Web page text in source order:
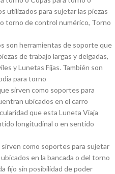
utilizados para sujetar las piezas
torno de control numérico, Torno
son herramientas de soporte que
de trabajo largas y delgadas,
y Lunetas Fijas. También son
para torno
sirven como soportes para
ubicados en el carro
que esta Luneta Viaja
longitudinal o en sentido
como soportes para sujetar
en la bancada o del torno
fijo sin posibilidad de poder